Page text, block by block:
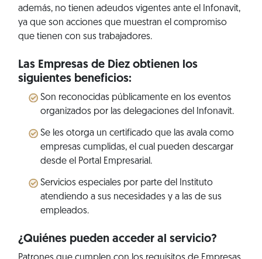
además, no tienen adeudos vigentes ante el Infonavit,
ya que son acciones que muestran el compromiso
que tienen con sus trabajadores.
Las Empresas de Diez obtienen los
siguientes beneficios:
Son reconocidas públicamente en los eventos
organizados por las delegaciones del Infonavit.
Se les otorga un certificado que las avala como
empresas cumplidas, el cual pueden descargar
desde el Portal Empresarial.
Servicios especiales por parte del Instituto
atendiendo a sus necesidades y a las de sus
empleados.
¿Quiénes pueden acceder al servicio?